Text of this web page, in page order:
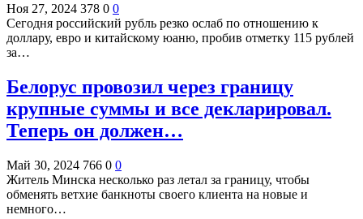
Ноя 27, 2024 378 0 0
Сегодня российский рубль резко ослаб по отношению к
доллару, евро и китайскому юаню, пробив отметку 115 рублей
за…
Белорус провозил через границу
крупные суммы и все декларировал.
Теперь он должен…
Май 30, 2024 766 0 0
Житель Минска несколько раз летал за границу, чтобы
обменять ветхие банкноты своего клиента на новые и
немного…